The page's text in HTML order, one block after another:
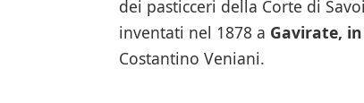
dei pasticceri della Corte di
inventati nel 1878 a Gavirate,
Costantino Veniani.